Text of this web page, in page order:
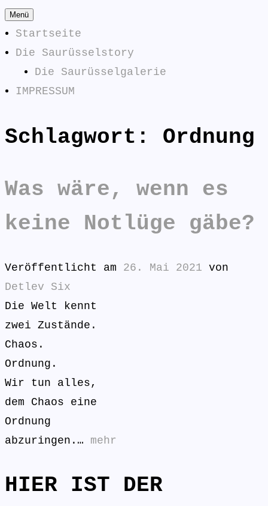
Zum
Inhalt
springen
Menü
Startseite
Die Saurüsselstory
Die Saurüsselgalerie
IMPRESSUM
SAURÜSSELPHILOSOPHEN
Die
antworten:
Schlagwort: Ordnung
Was wäre, wenn es
keine Notlüge gäbe?
Veröffentlicht am 26. Mai 2021 von
Detlev Six
Die Welt kennt
zwei Zustände.
Chaos.
Ordnung.
Wir tun alles,
dem Chaos eine
Ordnung
abzuringen.… mehr
HIER IST DER